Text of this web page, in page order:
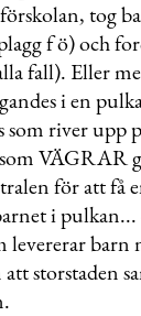
tog
f ö) och
fall). Eller
i en
river upp
­VÄGRAR
för att få
i
storstaden